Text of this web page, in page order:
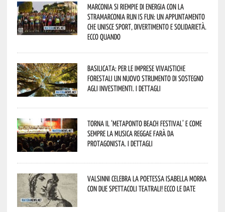
Marconia si riempie di energia con la
StraMarconia Run is Fun: un appuntamento
che unisce sport, divertimento e solidarietà.
Ecco quando
Basilicata: per le imprese vivaistiche
forestali un nuovo strumento di sostegno
agli investimenti. I dettagli
Torna il ‘Metaponto beach festival’ e come
sempre la musica reggae farà da
protagonista. I dettagli
Valsinni celebra la poetessa Isabella Morra
con due spettacoli teatrali! Ecco le date